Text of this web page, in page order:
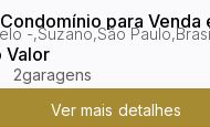
para Venda
SP no bairro Jardim
Valor
,Suzano,São Paulo,
2